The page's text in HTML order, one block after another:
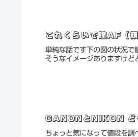
これくらいで瞳AF（
単純な話です下の図の状況
そうなイメージありますけど
CANONとNIKON ど
ちょっと気になって値段を